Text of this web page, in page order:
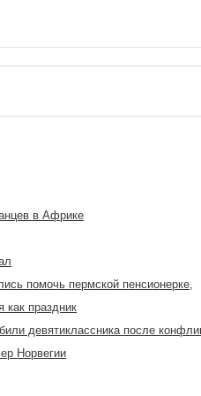
в Африке
помочь пермской пенсионерке,
как праздник
девятиклассника после
Норвегии